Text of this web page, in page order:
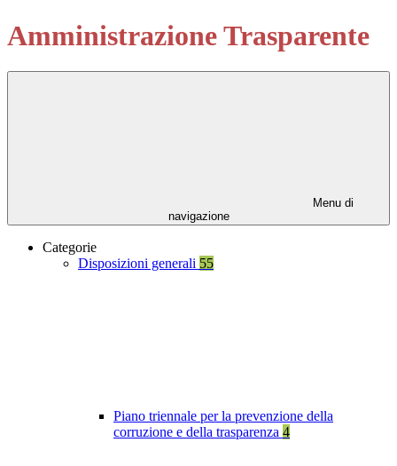
Amministrazione Trasparente
Menu di
navigazione
Categorie
Disposizioni generali 55
Piano triennale per la prevenzione della
corruzione e della trasparenza 4